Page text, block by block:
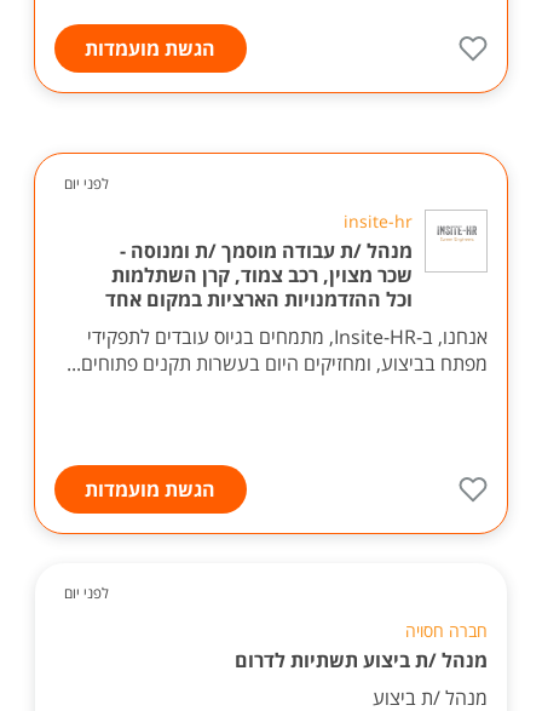
הגשת מועמדות
לפני יום
insite-hr
מנהל /ת עבודה מוסמך /ת ומנוסה -
שכר מצוין, רכב צמוד, קרן השתלמות
וכל ההזדמנויות הארציות במקום אחד
אנחנו, ב-Insite-HR, מתמחים בגיוס עובדים לתפקידי
מפתח בביצוע, ומחזיקים היום בעשרות תקנים פתוחים...
הגשת מועמדות
לפני יום
חברה חסויה
מנהל /ת ביצוע תשתיות לדרום
מנהל /ת ביצוע